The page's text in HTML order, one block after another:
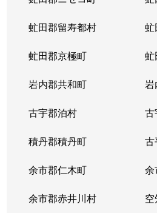
虻田郡留寿都村 虻
虻田郡京極町 虻
岩内郡共和町 岩
古宇郡泊村 古
積丹郡積丹町 古
余市郡仁木町 余
余市郡赤井川村